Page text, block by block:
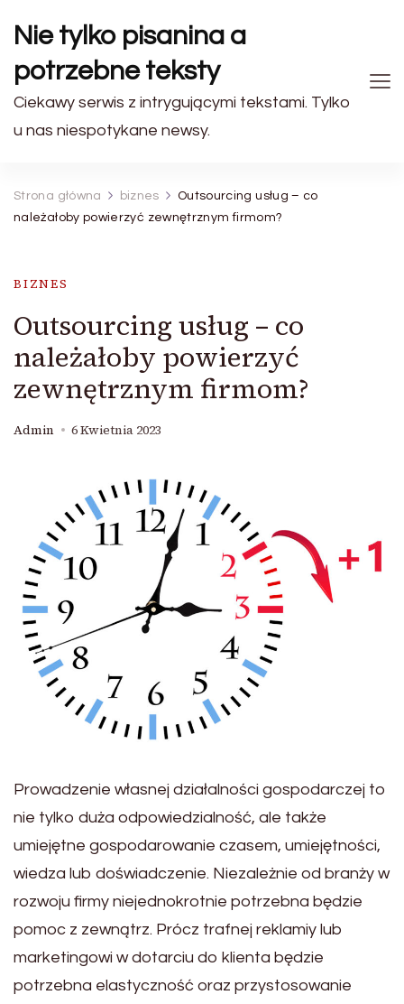
Nie tylko pisanina a
potrzebne teksty
Ciekawy serwis z intrygującymi tekstami. Tylko
u nas niespotykane newsy.
Strona główna biznes
Outsourcing usług – co
należałoby powierzyć zewnętrznym firmom?
BIZNES
Outsourcing usług – co
należałoby powierzyć
zewnętrznym firmom?
Admin 6 Kwietnia 2023
Prowadzenie własnej działalności gospodarczej to
nie tylko duża odpowiedzialność, ale także
umiejętne gospodarowanie czasem, umiejętności,
wiedza lub doświadczenie. Niezależnie od branży w
rozwoju firmy niejednokrotnie potrzebna będzie
pomoc z zewnątrz. Prócz trafnej reklamiy lub
marketingowi w dotarciu do klienta będzie
potrzebna elastyczność oraz przystosowanie